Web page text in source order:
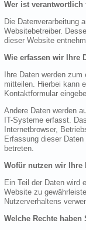
Wer ist verantwortlich
Die Datenverarbeitung
Websitebetreiber.
dieser Website
Wie erfassen wir Ihre
Ihre Daten werden
mitteilen. Hierbei kann
Kontaktformular
Andere Daten werden
IT-Systeme erfasst.
Internetbrowser,
Erfassung dieser
betreten.
Wofür nutzen wir Ihre
Ein Teil der Daten wird
Website zu
Nutzerverhaltens
Welche Rechte